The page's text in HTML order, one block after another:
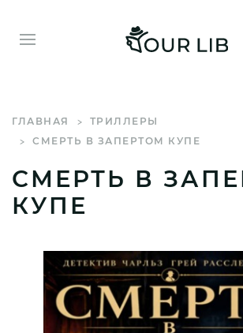
ГЛАВНАЯ
ТРИЛЛЕРЫ
СМЕРТЬ В ЗАПЕРТОМ КУПЕ
СМЕРТЬ В
КУПЕ